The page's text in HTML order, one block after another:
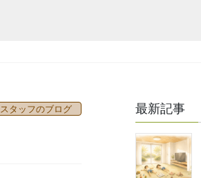
スタッフのブログ 最新記事